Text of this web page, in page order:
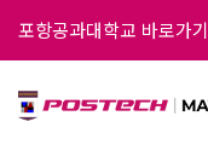
포항공과대학교 바로가기